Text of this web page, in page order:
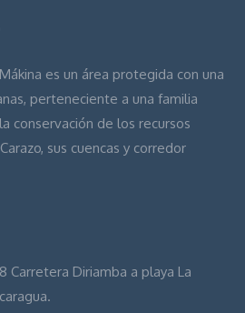
es un área protegida con una
perteneciente a una familia
conservación de los recursos
sus cuencas y corredor
Carretera Diriamba a playa La